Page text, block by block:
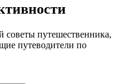
путешественника,
путеводители по